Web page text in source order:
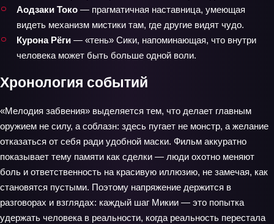
Аодзаки Токо — прагматичная наставница, умеющая
видеть механизм мистики там, где другие видят чудо.
Курона Рёги — «тень» Сики, напоминающая, что внутри
человека может быть больше одной воли.
Хронология событий
«Мелодия забвения» выделяется тем, что делает главным
оружием не силу, а соблазн: здесь пугает не монстр, а желание
отказаться от себя ради удобной маски. Фильм аккуратно
показывает тему памяти как сделки — люди охотно меняют
боль и ответственность на красивую иллюзию, не замечая, как
становятся пустыми. Поэтому напряжение держится в
разговорах и взглядах: каждый шаг Микии — это попытка
удержать человека в реальности, когда реальность перестала